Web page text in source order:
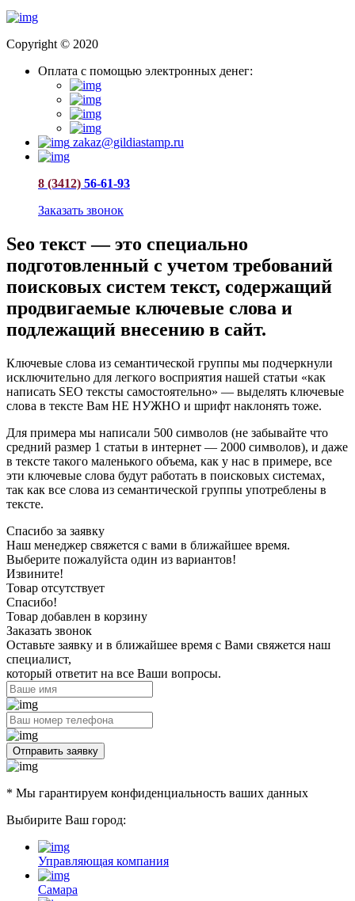
Copyright © 2020
Оплата с помощью электронных денег:
zakaz@gildiastamp.ru
8 (3412) 56-61-93
Заказать звонок
Seo текст — это специально
подготовленный с учетом требований
поисковых систем текст, содержащий
продвигаемые ключевые слова и
подлежащий внесению в сайт.
Ключевые слова из семантической группы мы подчеркнули
исключительно для легкого восприятия нашей статьи «как
написать SEO тексты самостоятельно» — выделять ключевые
слова в тексте Вам НЕ НУЖНО и шрифт наклонять тоже.
Для примера мы написали 500 символов (не забывайте что
средний размер 1 статьи в интернет — 2000 символов), и даже
в тексте такого маленького объема, как у нас в примере, все
эти ключевые слова будут работать в поисковых системах,
так как все слова из семантической группы употреблены в
тексте.
Спасибо за заявку
Наш менеджер свяжется с вами в ближайшее время.
Выберите пожалуйста один из вариантов!
Извините!
Товар отсутствует
Спасибо!
Товар добавлен в корзину
Заказать звонок
Оставьте заявку и в ближайшее время с Вами свяжется наш
специалист,
который ответит на все Ваши вопросы.
Отправить заявку
* Мы гарантируем конфиденциальность ваших данных
Выбирите Ваш город:
Управляющая компания
Самара